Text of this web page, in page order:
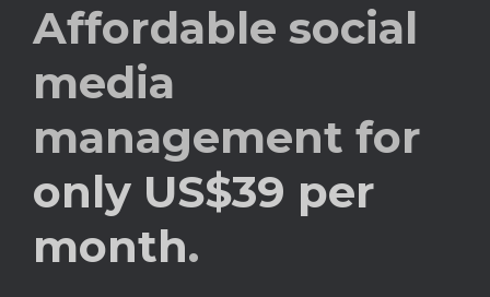
Affordable social
media
management for
only US$39 per
month.